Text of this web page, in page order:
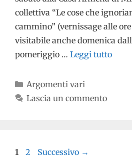
collettiva “Le cose che
cammino” (vernissage alle
visitabile anche domenica
pomeriggio … Leggi tutto
Argomenti vari
Lascia un commento
1 2 Successivo →